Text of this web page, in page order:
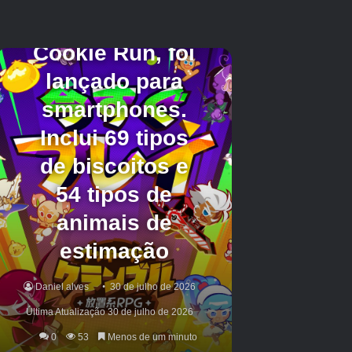
The Endless Vaultjunto comTanuki: o verão de
PoneUnidade estática morta.
Eu tenho que (mencionar) a mixtape, não
apenas porque tem uma trilha sonora que eu
simplesmente amo, mas também temos um
relacionamento com obviamente a equipe
criativa lá.
Olhando para o futuro mais imediato, meia
dúzia de títulos está programada para atingir o
serviço de assinatura da Microsoft antes do
final do mês. O primeiro deles é
vulcãoplanejado estrear em 24 de junho. A
versão do console deContra a tempestade